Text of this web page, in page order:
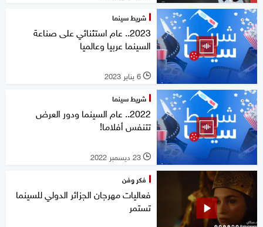
شريط سينما
2023.. عام استثنائي على صناعة
السينما عربيا وعالميا
l 6 يناير 2023
شريط سينما
2022.. عام السينما ودور العرض
تتنفس أفلاما!
l 23 ديسمبر 2022
فكر وفن
فعاليات مهرجان الجزائر الدولي للسينما
تستمر